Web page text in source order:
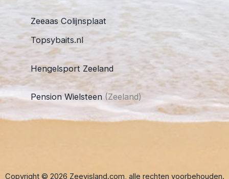
Zeeaas Colijnsplaat
Topsybaits.nl
Hengelsport Zeeland
Pension Wielsteen (Zeeland)
Copyright © 2026 Zeevisland.com, alle rechten voorbehouden.